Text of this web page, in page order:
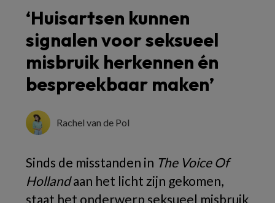
‘Huisartsen kunnen
signalen voor seksueel
misbruik herkennen én
bespreekbaar maken’
Rachel van de Pol
Sinds de misstanden in The Voice Of
Hollandaan het licht zijn gekomen,
staat het onderwerp seksueel misbruik